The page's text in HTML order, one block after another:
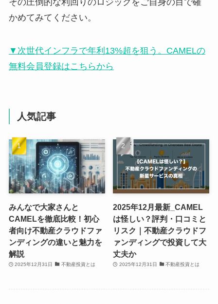
かめてみてください。
▼次世代インフラで年利13%超を狙う。CAMELの
無料会員登録はこちらから
人気記事
みんなで大家さんと
CAMELを徹底比較！初心
者向け不動産クラウドファ
ンディングの違いと魅力を
解説
2025年12月31日 不動産投資とは
2025年12月最新_CAMEL
は怪しい？評判・口コミと
リスク｜不動産クラウドフ
ァンディングで投資して大
丈夫か
2025年12月31日 不動産投資とは